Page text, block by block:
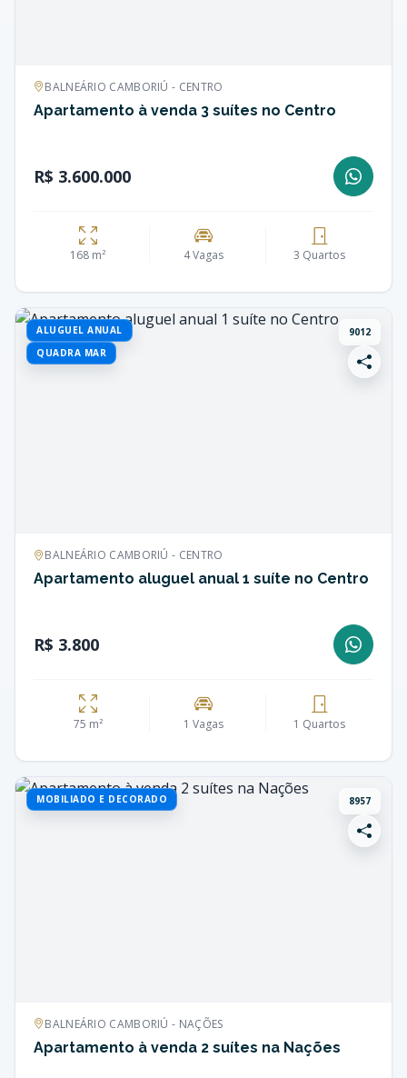
BALNEÁRIO CAMBORIÚ - CENTRO
Apartamento à venda 3 suítes no Centro
R$ 3.600.000
168 m² 4 Vagas 3 Quartos
ALUGUEL ANUAL
QUADRA MAR
9012
BALNEÁRIO CAMBORIÚ - CENTRO
Apartamento aluguel anual 1 suíte no Centro
R$ 3.800
75 m² 1 Vagas 1 Quartos
MOBILIADO E DECORADO 8957
BALNEÁRIO CAMBORIÚ - NAÇÕES
Apartamento à venda 2 suítes na Nações